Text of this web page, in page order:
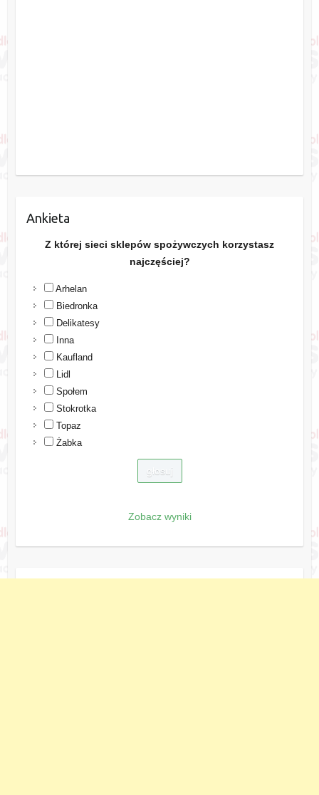
Ankieta
Z której sieci sklepów spożywczych korzystasz
najczęściej?
Arhelan
Biedronka
Delikatesy
Inna
Kaufland
Lidl
Społem
Stokrotka
Topaz
Żabka
Zobacz wyniki